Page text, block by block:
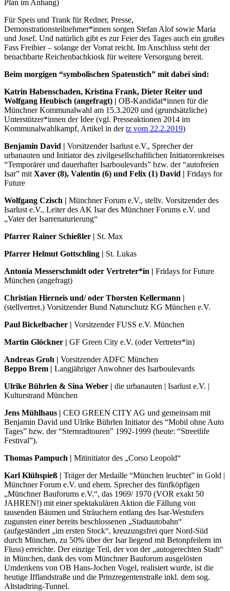
Plan im Anhang)
Für Speis und Trank für Redner, Presse,
Demonstrationsteilnehmer*innen sorgen Stefan Alof sowie Maria
und Josef. Und natürlich gibt es zur Feier des Tages auch ein großes
Fass Freibier – solange der Vorrat reicht. Im Anschluss steht der
benachbarte Reichenbachkiosk für weitere Versorgung bereit.
Beim morgigen “symbolischen Spatenstich” mit dabei sind:
Katrin Habenschaden, Kristina Frank, Dieter Reiter und
Wolfgang Heubisch (angefragt) | OB-Kandidat*innen für die
Münchner Kommunalwahl am 15.3.2020 und (grundsätzliche)
Unterstützer*innen der Idee (vgl. Presseaktionen 2014 im
Kommunalwahlkampf, Artikel in dertz vom 22.2.2019)
Benjamin David | Vorsitzender Isarlust e.V., Sprecher der
urbanauten und Initiator des zivilgesellschaftlichen Initiatorenkreises
“Temporärer und dauerhafter Isarboulevards” bzw. der “autofreien
Isar” mit Xaver (8), Valentin (6) und Felix (1) David | Fridays for
Future
Wolfgang Czisch | Münchner Forum e.V., stellv. Vorsitzender des
Isarlust e.V., Leiter des AK Isar des Münchner Forums e.V. und
„Vater der Isarrenaturierung“
Pfarrer Rainer Schießler | St. Max
Pfarrer Helmut Gottschling | St. Lukas
Antonia Messerschmidt oder Vertreter*in | Fridays for Future
München (angefragt)
Christian Hierneis und/ oder Thorsten Kellermann |
(stellvertret.) Vorsitzender Bund Naturschutz KG München e.V.
Paul Bickelbacher | Vorsitzender FUSS e.V. München
Martin Glöckner | GF Green City e.V. (oder Vertreter*in)
Andreas Groh | Vorsitzender ADFC München
Beppo Brem | Langjähriger Anwohner des Isarboulevards
Ulrike Bührlen & Sina Weber | die urbanauten | Isarlust e.V. |
Kulturstrand München
Jens Mühlhaus | CEO GREEN CITY AG und gemeinsam mit
Benjamin David und Ulrike Bührlen Initiator des “Mobil ohne Auto
Tages” bzw. der “Sternradtouren” 1992-1999 (heute: “Streetlife
Festival”).
Thomas Pampuch | Mitinitiator des „Corso Leopold“
Karl Klühspieß | Träger der Medaille “München leuchtet” in Gold |
Münchner Forum e.V. und ehem. Sprecher des fünfköpfigen
„Münchner Bauforums e.V.“, das 1969/ 1970 (VOR exakt 50
JAHREN!) mit einer spektakulären Aktion die Fällung von
tausenden Bäumen und Sträuchern entlang des Isar-Westufers
zugunsten einer bereits beschlossenen „Stadtautobahn“
(aufgeständert „im ersten Stock“, kreuzungsfrei quer Nord-Süd
durch München, zu 50% über der Isar liegend mit Betonpfeilern im
Fluss) erreichte. Der einzige Teil, der von der „autogerechten Stadt“
in München, dank des vom Münchner Bauforum ausgelösten
Umdenkens von OB Hans-Jochen Vogel, realisiert wurde, ist die
heutige Ifflandstraße und die Prinzregentenstraße inkl. dem sog.
Altstadtring-Tunnel.